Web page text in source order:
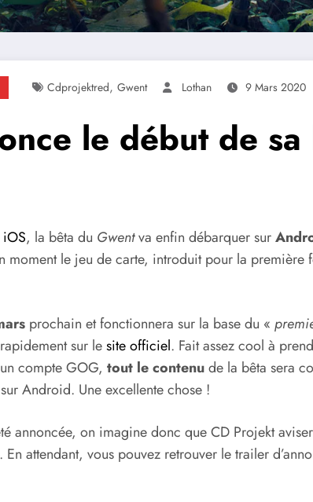
Cdprojektred, Gwent Lothan 9 Mars 2020
le début de
, la bêta du Gwentva enfin débarquer sur
moment le jeu de carte, introduit pour la première
prochain et fonctionnera sur la base du «
sur lesite officiel. Fait assez cool à
compte GOG, tout le contenude la bêta sera
Android. Une excellente chose !
annoncée, on imagine donc que CD Projekt
attendant, vous pouvez retrouver le trailer